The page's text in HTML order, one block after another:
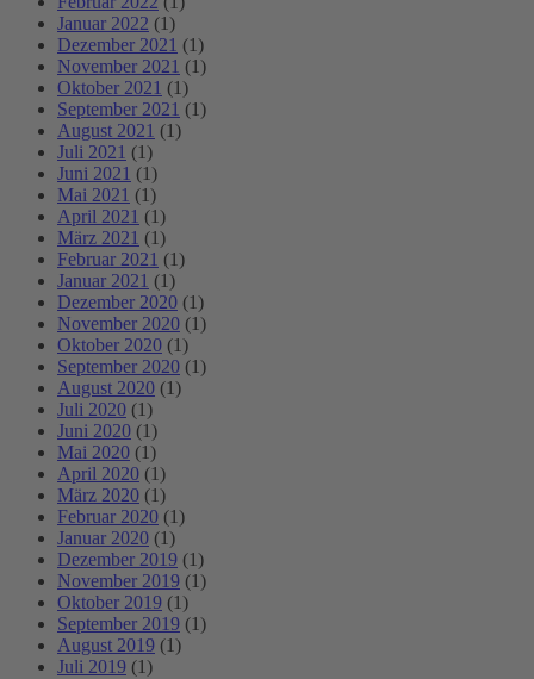
Januar 2022 (1)
Dezember 2021 (1)
November 2021 (1)
Oktober 2021 (1)
September 2021 (1)
August 2021 (1)
Juli 2021 (1)
Juni 2021 (1)
Mai 2021 (1)
April 2021 (1)
März 2021 (1)
Februar 2021 (1)
Januar 2021 (1)
Dezember 2020 (1)
November 2020 (1)
Oktober 2020 (1)
September 2020 (1)
August 2020 (1)
Juli 2020 (1)
Juni 2020 (1)
Mai 2020 (1)
April 2020 (1)
März 2020 (1)
Februar 2020 (1)
Januar 2020 (1)
Dezember 2019 (1)
November 2019 (1)
Oktober 2019 (1)
September 2019 (1)
August 2019 (1)
Juli 2019 (1)